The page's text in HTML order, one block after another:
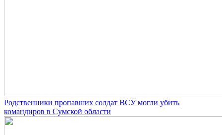
Родственники пропавших солдат ВСУ могли убить
командиров в Сумской области